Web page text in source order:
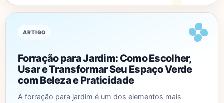
ARTIGO
Forração para Jardim: Como Escolher,
Usar e Transformar Seu Espaço Verde
com Beleza e Praticidade
A forração para jardim é um dos elementos mais